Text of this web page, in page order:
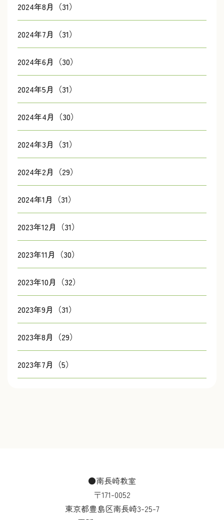
2024年8月（31）
2024年7月（31）
2024年6月（30）
2024年5月（31）
2024年4月（30）
2024年3月（31）
2024年2月（29）
2024年1月（31）
2023年12月（31）
2023年11月（30）
2023年10月（32）
2023年9月（31）
2023年8月（29）
2023年7月（5）
●南長崎教室
〒171-0052
東京都豊島区南長崎3-25-7